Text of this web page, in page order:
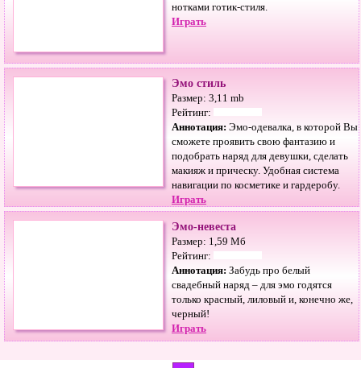
нотками готик-стиля.
Играть
Эмо стиль
Размер: 3,11 mb
Рейтинг:
Аннотация: Эмо-одевалка, в которой Вы
сможете проявить свою фантазию и
подобрать наряд для девушки, сделать
макияж и прическу. Удобная система
навигации по косметике и гардеробу.
Играть
Эмо-невеста
Размер: 1,59 Мб
Рейтинг:
Аннотация: Забудь про белый
свадебный наряд – для эмо годятся
только красный, лиловый и, конечно же,
черный!
Играть